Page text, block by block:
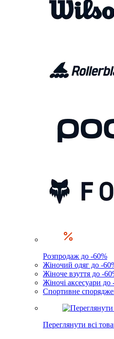
Розпродаж до -60%
Жіночий одяг до -
Жіноче взуття до -
Жіночі аксесуари до
Спортивне
Переглянути всі